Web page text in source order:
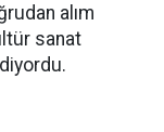
alım
sanat